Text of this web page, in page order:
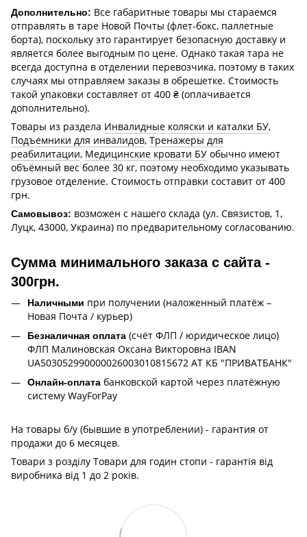
Дополнительно: Все габаритные товары мы стараемся
отправлять в таре Новой Почты (флет-бокс, паллетные
борта), поскольку это гарантирует безопасную доставку и
является более выгодным по цене. Однако такая тара не
всегда доступна в отделении перевозчика, поэтому в таких
случаях мы отправляем заказы в обрешетке. Стоимость
такой упаковки составляет от 400 ₴ (оплачивается
дополнительно).
Товары из раздела Инвалидные коляски и каталки БУ,
Подъемники для инвалидов, Тренажеры для
реабилитации, Медицинские кровати БУ обычно имеют
объёмный вес более 30 кг, поэтому необходимо указывать
грузовое отделение. Стоимость отправки составит от 400
грн.
Самовывоз: возможен с нашего склада (ул. Связистов, 1,
Луцк, 43000, Украина) по предварительному согласованию.
Сумма минимального заказа с сайта -
300грн.
Наличными при получении (наложенный платёж –
Новая Почта / курьер)
Безналичная оплата (счёт ФЛП / юридическое лицо)
ФЛП Малиновская Оксана Викторовна IBAN
UA503052990000026003010815672 АТ КБ "ПРИВАТБАНК"
Онлайн-оплата банковской картой через платёжную
систему WayForPay
На товары б/у (бывшие в употреблении) - гарантия от
продажи до 6 месяцев.
Товари з розділу Товари для годин стопи - гарантія від
виробника від 1 до 2 років.